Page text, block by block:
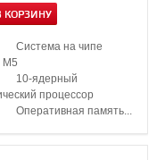
КОРЗИНУ
Система на чипе
M5
10‑ядерный
процессор
Оперативная память...